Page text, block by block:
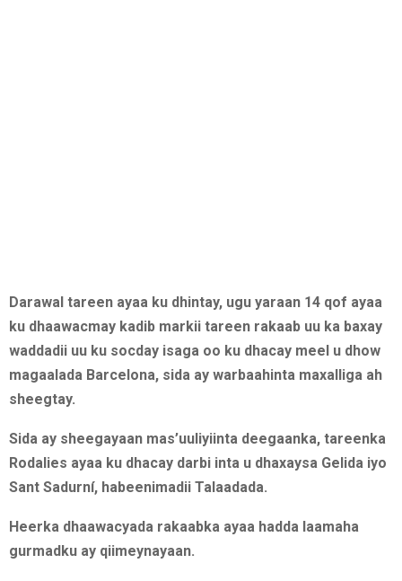
Darawal tareen ayaa ku dhintay, ugu yaraan 14 qof ayaa
ku dhaawacmay kadib markii tareen rakaab uu ka baxay
waddadii uu ku socday isaga oo ku dhacay meel u dhow
magaalada Barcelona, sida ay warbaahinta maxalliga ah
sheegtay.
Sida ay sheegayaan mas’uuliyiinta deegaanka, tareenka
Rodalies ayaa ku dhacay darbi inta u dhaxaysa Gelida iyo
Sant Sadurní, habeenimadii Talaadada.
Heerka dhaawacyada rakaabka ayaa hadda laamaha
gurmadku ay qiimeynayaan.